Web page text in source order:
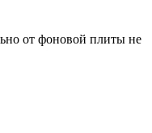
от фоновой плиты не